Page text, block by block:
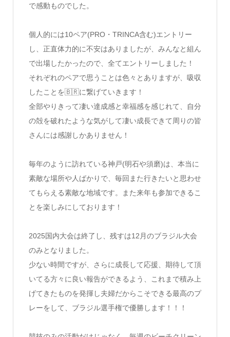
で感動ものでした。
個人的には10ペア(PRO・TRINCA含む)エントリー
し、 正直体力的に不安はありましたが、 みんなと組ん
で出場したかったので、全てエントリーしました！
それぞれのペアで思うことは色々とありますが、吸収
したことを🇧🇷に繋げていきます！
全部やりきって凄い達成感と幸福感を感じれて、
自分
の殻を破れたような気がして凄い成長できて周りの皆
さんには感謝しかありません！
毎年のように訪れている神戸(明石や須磨)は、 本当に
素敵な場所や人ばかりで、 毎回また行きたいと思わせ
てもらえる素敵な地域です。
また来年も参加できるこ
とを楽しみにしております！
2025国内大会は終了し、 残すは12月のブラジル大会
のみとなりました。
少ない時間ですが、さらに成長して応援、 期待して頂
いてる方々に良い報告ができるよう、
これまで積み上
げてきたものを発揮し夫婦だからこそできる最高のプ
レーをして、ブラジル選手権で優勝します！！！